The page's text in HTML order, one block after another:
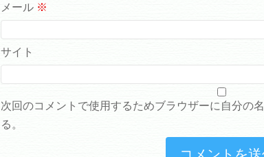
メール ※
サイト
次回のコメントで使用するためブラウザーに自分の
る。